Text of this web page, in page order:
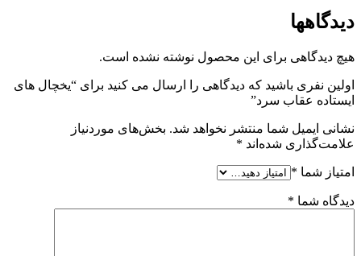
دیدگاهها
هیچ دیدگاهی برای این محصول نوشته نشده است.
اولین نفری باشید که دیدگاهی را ارسال می کنید برای “یخچال های
ایستاده عقاب سرد”
نشانی ایمیل شما منتشر نخواهد شد. بخش‌های موردنیاز
علامت‌گذاری شده‌اند *
امتیاز شما *
دیدگاه شما *